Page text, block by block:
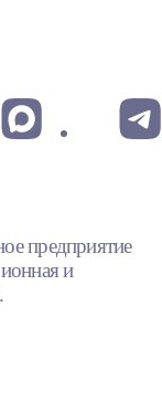
предприятие
и